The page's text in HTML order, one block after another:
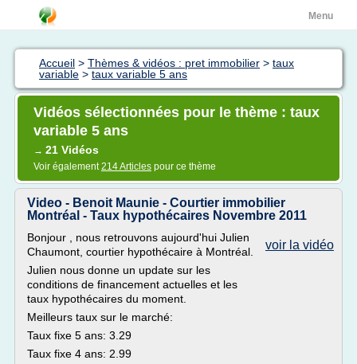
Menu
Accueil > Thèmes & vidéos : pret immobilier > taux
variable > taux variable 5 ans
Vidéos sélectionnées pour le thème : taux
variable 5 ans
→ 21 Vidéos
Voir également214 Articles pour ce thème
Video - Benoit Maunie - Courtier immobilier
Montréal - Taux hypothécaires Novembre 2011
voir la vidéo
Bonjour , nous retrouvons aujourd'hui Julien
Chaumont, courtier hypothécaire à Montréal.
Julien nous donne un update sur les
conditions de financement actuelles et les
taux hypothécaires du moment.
Meilleurs taux sur le marché:
Taux fixe 5 ans: 3.29
Taux fixe 4 ans: 2.99